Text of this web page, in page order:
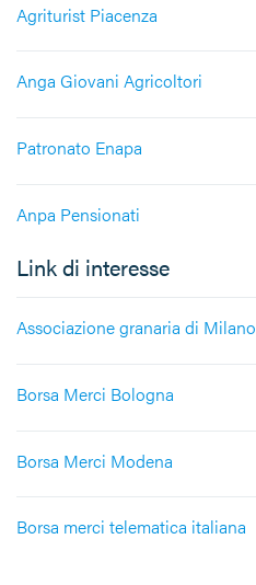
Agriturist Piacenza
Anga Giovani Agricoltori
Patronato Enapa
Anpa Pensionati
Link di interesse
Associazione granaria di Milano
Borsa Merci Bologna
Borsa Merci Modena
Borsa merci telematica italiana